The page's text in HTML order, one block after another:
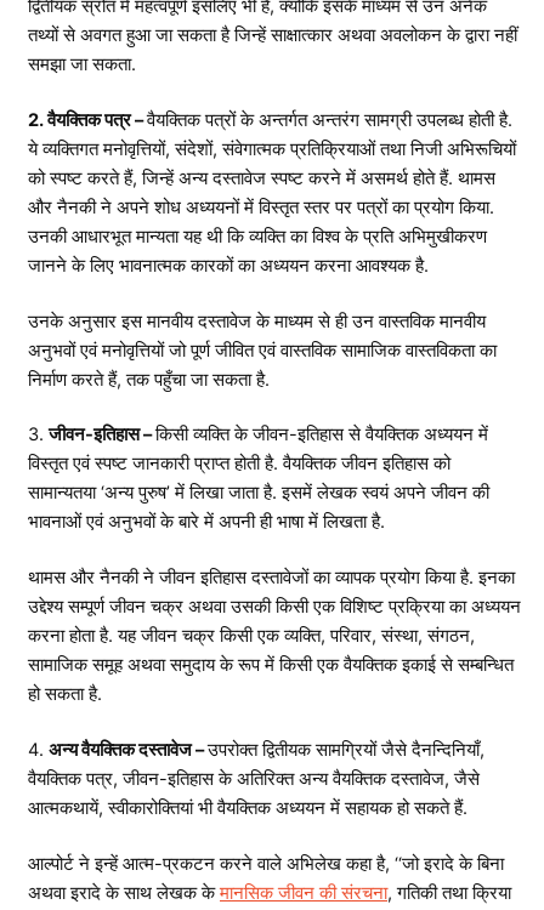
द्वितीयक स्रोत में महत्वपूर्ण इसलिए भी हैं, क्योंकि इसके माध्यम से उन अनेक
तथ्यों से अवगत हुआ जा सकता है जिन्हें साक्षात्कार अथवा अवलोकन के द्वारा नहीं
समझा जा सकता.
2. वैयक्तिक पत्र –वैयक्तिक पत्रों के अन्तर्गत अन्तरंग सामग्री उपलब्ध होती है.
ये व्यक्तिगत मनोवृत्तियों, संदेशों, संवेगात्मक प्रतिक्रियाओं तथा निजी अभिरूचियों
को स्पष्ट करते हैं, जिन्हें अन्य दस्तावेज स्पष्ट करने में असमर्थ होते हैं. थामस
और नैनकी ने अपने शोध अध्ययनों में विस्तृत स्तर पर पत्रों का प्रयोग किया.
उनकी आधारभूत मान्यता यह थी कि व्यक्ति का विश्व के प्रति अभिमुखीकरण
जानने के लिए भावनात्मक कारकों का अध्ययन करना आवश्यक है.
उनके अनुसार इस मानवीय दस्तावेज के माध्यम से ही उन वास्तविक मानवीय
अनुभवों एवं मनोवृत्तियों जो पूर्ण जीवित एवं वास्तविक सामाजिक वास्तविकता का
निर्माण करते हैं, तक पहुँचा जा सकता है.
3.जीवन-इतिहास –किसी व्यक्ति के जीवन-इतिहास से वैयक्तिक अध्ययन में
विस्तृत एवं स्पष्ट जानकारी प्राप्त होती है. वैयक्तिक जीवन इतिहास को
सामान्यतया ‘अन्य पुरुष’ में लिखा जाता है. इसमें लेखक स्वयं अपने जीवन की
भावनाओं एवं अनुभवों के बारे में अपनी ही भाषा में लिखता है.
थामस और नैनकी ने जीवन इतिहास दस्तावेजों का व्यापक प्रयोग किया है. इनका
उद्देश्य सम्पूर्ण जीवन चक्र अथवा उसकी किसी एक विशिष्ट प्रक्रिया का अध्ययन
करना होता है. यह जीवन चक्र किसी एक व्यक्ति, परिवार, संस्था, संगठन,
सामाजिक समूह अथवा समुदाय के रूप में किसी एक वैयक्तिक इकाई से सम्बन्धित
हो सकता है.
4. अन्य वैयक्तिक दस्तावेज –उपरोक्त द्वितीयक सामग्रियों जैसे दैनन्दिनियाँ,
वैयक्तिक पत्र, जीवन-इतिहास के अतिरिक्त अन्य वैयक्तिक दस्तावेज, जैसे
आत्मकथायें, स्वीकारोक्तियां भी वैयक्तिक अध्ययन में सहायक हो सकते हैं.
आल्पोर्ट ने इन्हें आत्म-प्रकटन करने वाले अभिलेख कहा है, ‘‘जो इरादे के बिना
अथवा इरादे के साथ लेखक केमानसिक जीवन की संरचना, गतिकी तथा क्रिया